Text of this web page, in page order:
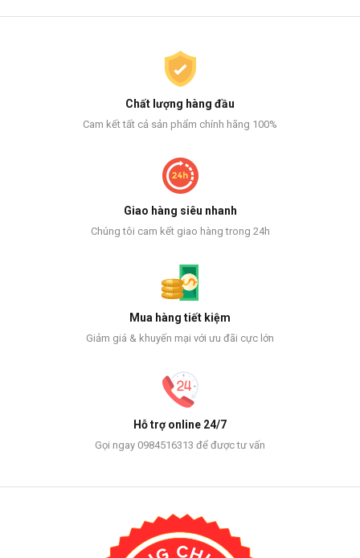
Chất lượng hàng đầu
Cam kết tất cả sản phẩm chính hãng 100%
Giao hàng siêu nhanh
Chúng tôi cam kết giao hàng trong 24h
Mua hàng tiết kiệm
Giảm giá & khuyến mại với ưu đãi cực lớn
Hỗ trợ online 24/7
Gọi ngay 0984516313 để được tư vấn